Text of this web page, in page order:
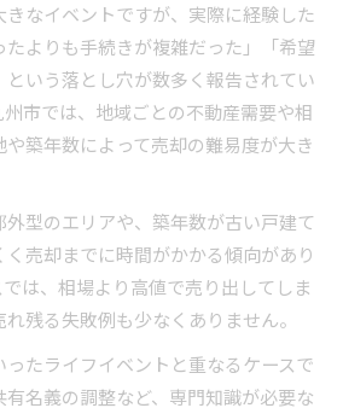
ための不動産対策法
で希望価格を実現する方法
を成功させる不動産戦略の極意
を高めるためのポイント解説
目指す不動産売却の実践テク
きつける不動産情報の伝え方
北九州の不動産戦略
のリスク軽減に有効な対策法
対応する不動産売却の工夫
ら見る不動産売却の成功法則
重要な不動産価格の見直し
なイベントですが、実際に経験した
よりも手続きが複雑だった」「希望
いう落とし穴が数多く報告されてい
市では、地域ごとの不動産需要や相
築年数によって売却の難易度が大き
型のエリアや、築年数が古い戸建て
売却までに時間がかかる傾向があり
は、相場より高値で売り出してしま
残る失敗例も少なくありません。
ったライフイベントと重なるケースで
名義の調整など、専門知識が必要な